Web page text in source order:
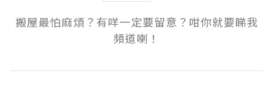
搬屋最怕麻煩？有咩一定要留意？咁你就要睇我
頻道喇！